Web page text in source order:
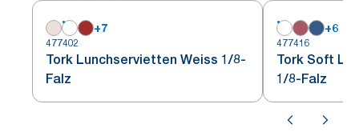
+7
477402
Tork Lunchservietten Weiss 1/8-
Falz
+6
477416
Tork Soft
1/8-Falz